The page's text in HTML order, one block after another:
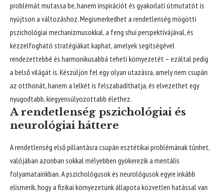
problémát mutassa be, hanem inspirációt és gyakorlati útmutatót is
nyújtson a változáshoz. Megismerkedhet a rendetlenség mögötti
pszichológiai mechanizmusokkal, a feng shui perspektívájával, és
kézzelfogható stratégiákat kaphat, amelyek segítségével
rendezettebbé és harmonikusabbá teheti környezetét – ezáltal pedig
a belső világát is. Készüljön fel egy olyan utazásra, amely nem csupán
az otthonát, hanem a lelkét is felszabadíthatja, és elvezethet egy
nyugodtabb, kiegyensúlyozottabb élethez.
A rendetlenség pszichológiai és
neurológiai háttere
A rendetlenség első pillantásra csupán esztétikai problémának tűnhet,
valójában azonban sokkal mélyebben gyökerezik a mentális
folyamatainkban. A pszichológusok és neurológusok egyre inkább
elismerik, hogy a fizikai környezetünk állapota közvetlen hatással van